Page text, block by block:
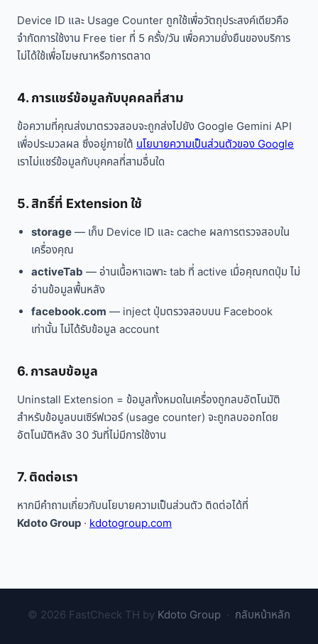
Device ID และ Usage Counter ถูกใช้เพื่อวัตถุประสงค์เดียวคือ
จำกัดการใช้งาน Free tier ที่ 5 ครั้ง/วัน เพื่อความยั่งยืนของบริการ
ไม่ได้ใช้เพื่อโฆษณาหรือการตลาด
4. การแชร์ข้อมูลกับบุคคลที่สาม
ข้อความที่คุณส่งมาตรวจสอบจะถูกส่งไปยัง Google Gemini API
เพื่อประมวลผล ซึ่งอยู่ภายใต้ นโยบายความเป็นส่วนตัวของ Google
เราไม่แชร์ข้อมูลกับบุคคลที่สามอื่นใด
5. สิทธิ์ที่ Extension ใช้
storage — เก็บ Device ID และ cache ผลการตรวจสอบใน
เครื่องคุณ
activeTab — อ่านเนื้อหาเฉพาะ tab ที่ active เมื่อคุณกดปุ่ม ไม่
อ่านข้อมูลพื้นหลัง
facebook.com — inject ปุ่มตรวจสอบบน Facebook
เท่านั้น ไม่ได้รับข้อมูล account
6. การลบข้อมูล
Uninstall Extension = ข้อมูลทั้งหมดในเครื่องถูกลบอัตโนมัติ
สำหรับข้อมูลบนเซิร์ฟเวอร์ (usage counter) จะถูกลบออกโดย
อัตโนมัติหลัง 30 วันที่ไม่มีการใช้งาน
7. ติดต่อเรา
หากมีคำถามเกี่ยวกับนโยบายความเป็นส่วนตัว ติดต่อได้ที่
Kdoto Group · kdotogroup.com
© 2026 FastCheck TH by Kdoto Group · กลับหน้าหลัก